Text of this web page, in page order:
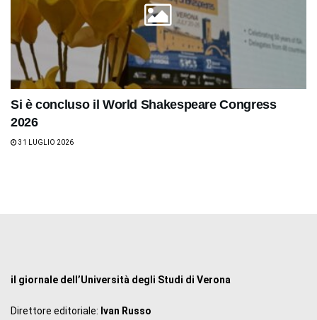
Si è concluso il World Shakespeare Congress
2026
31 LUGLIO 2026
il giornale dell’Università degli Studi di Verona
Direttore editoriale: Ivan Russo